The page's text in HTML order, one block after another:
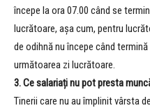
începe la ora 07.00 când se
lucrătoare, așa cum, pentru
de odihnă nu începe când
următoarea zi lucrătoare.
3. Ce salariați nu pot presta
Tinerii care nu au împlinit vârsta